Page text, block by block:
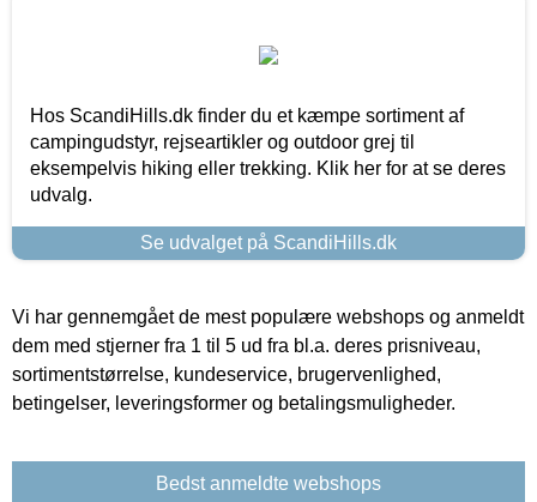
Hos ScandiHills.dk finder du et kæmpe sortiment af
campingudstyr, rejseartikler og outdoor grej til
eksempelvis hiking eller trekking. Klik her for at se deres
udvalg.
Se udvalget på ScandiHills.dk
Vi har gennemgået de mest populære webshops og anmeldt
dem med stjerner fra 1 til 5 ud fra bl.a. deres prisniveau,
sortimentstørrelse, kundeservice, brugervenlighed,
betingelser, leveringsformer og betalingsmuligheder.
Bedst anmeldte webshops